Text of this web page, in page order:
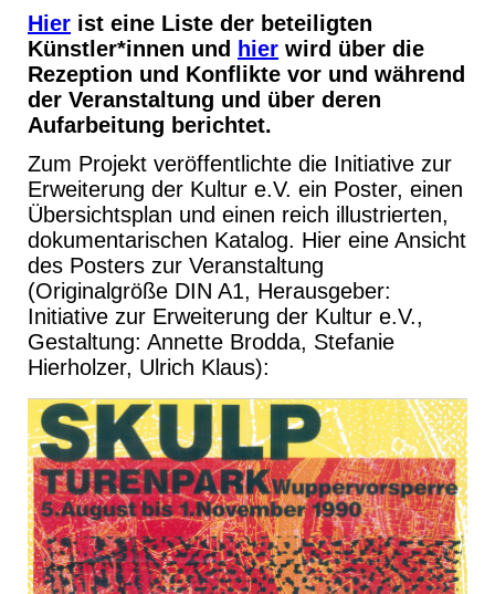
Hier ist eine Liste der beteiligten
Künstler*innen und hier wird über die
Rezeption und Konflikte vor und während
der Veranstaltung und über deren
Aufarbeitung berichtet.
Zum Projekt veröffentlichte die Initiative zur
Erweiterung der Kultur e.V. ein Poster, einen
Übersichtsplan und einen reich illustrierten,
dokumentarischen Katalog. Hier eine Ansicht
des Posters zur Veranstaltung
(Originalgröße DIN A1, Herausgeber:
Initiative zur Erweiterung der Kultur e.V.,
Gestaltung: Annette Brodda, Stefanie
Hierholzer, Ulrich Klaus):